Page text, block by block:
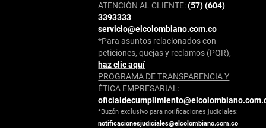
ATENCIÓN AL CLIENTE:(57) (604)
3393333
servicio@elcolombiano.com.co
*Para asuntos relacionados con
peticiones, quejas y reclamos (PQR),
haz clic aquí
PROGRAMA DE TRANSPARENCIA Y
ÉTICA EMPRESARIAL:
*Buzón exclusivo para notificaciones judiciales:
notificacionesjudiciales@elcolombiano.com.co